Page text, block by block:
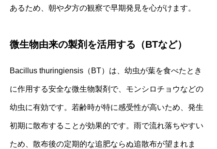
あるため、朝や夕方の観察で早期発見を心がけます。
微生物由来の製剤を活用する（BTなど）
Bacillus thuringiensis（BT）は、幼虫が葉を食べたとき
に作用する安全な微生物製剤で、モンシロチョウなどの
幼虫に有効です。若齢時が特に感受性が高いため、発生
初期に散布することが効果的です。雨で流れ落ちやすい
ため、散布後の定期的な追肥ならぬ追散布が望まれま